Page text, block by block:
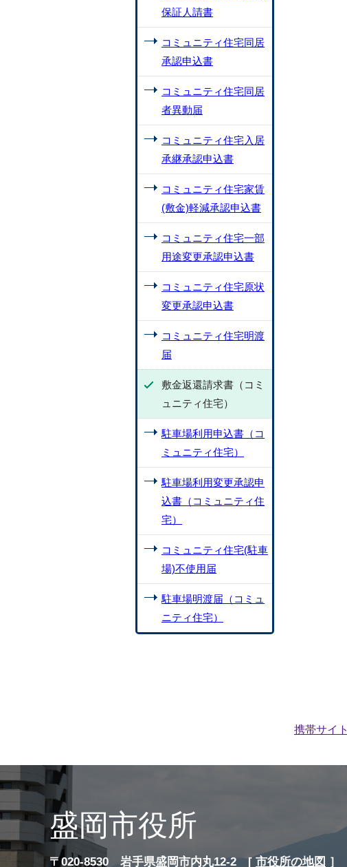
保証人請書
コミュニティ住宅同居
承認申込書
コミュニティ住宅同居
者異動届
コミュニティ住宅入居
承継承認申込書
コミュニティ住宅家賃
(敷金)軽減承認申込書
コミュニティ住宅一部
用途変更承認申込書
コミュニティ住宅原状
変更承認申込書
コミュニティ住宅明渡
届
敷金返還請求書（コミ
ュニティ住宅）
駐車場利用申込書（コ
ミュニティ住宅）
駐車場利用変更承認申
込書（コミュニティ住
宅）
コミュニティ住宅(駐車
場)不使用届
駐車場明渡届（コミュ
ニティ住宅）
携帯サイト
盛岡市役所
〒020-8530 岩手県盛岡市内丸12-2 [ 市役所の地図 ］